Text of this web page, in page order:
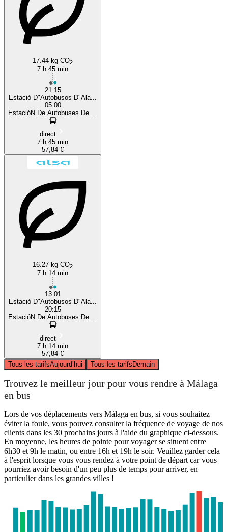
17.44 kg CO2
7 h 45 min
21:15
Estació D"Autobusos D"Ala...
05:00
EstacióN De Autobuses De ...
direct
7 h 45 min
57,84 €
16.27 kg CO2
7 h 14 min
13:01
Estació D"Autobusos D"Ala...
20:15
EstacióN De Autobuses De ...
direct
7 h 14 min
57,84 €
Tous les tarifsAujourd’hui Tous les tarifsDemain
Trouvez le meilleur jour pour vous rendre à Málaga
en bus
Lors de vos déplacements vers Málaga en bus, si vous souhaitez
éviter la foule, vous pouvez consulter la fréquence de voyage de nos
clients dans les 30 prochains jours à l'aide du graphique ci-dessous.
En moyenne, les heures de pointe pour voyager se situent entre
6h30 et 9h le matin, ou entre 16h et 19h le soir. Veuillez garder cela
à l'esprit lorsque vous vous rendez à votre point de départ car vous
pourriez avoir besoin d'un peu plus de temps pour arriver, en
particulier dans les grandes villes !